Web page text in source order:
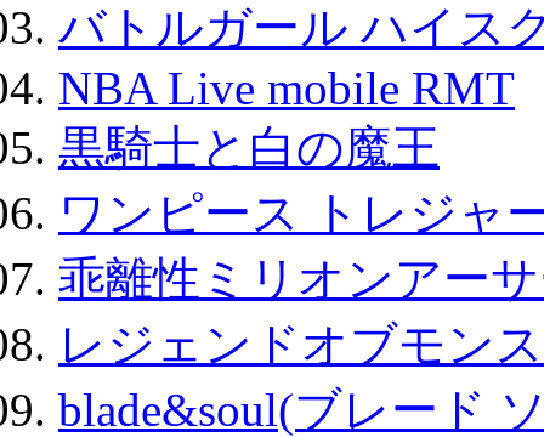
バトルガール ハイス
NBA Live mobile RMT
黒騎士と白の魔王
ワンピース トレジャ
乖離性ミリオンアー
レジェンドオブモン
blade&soul(ブレード